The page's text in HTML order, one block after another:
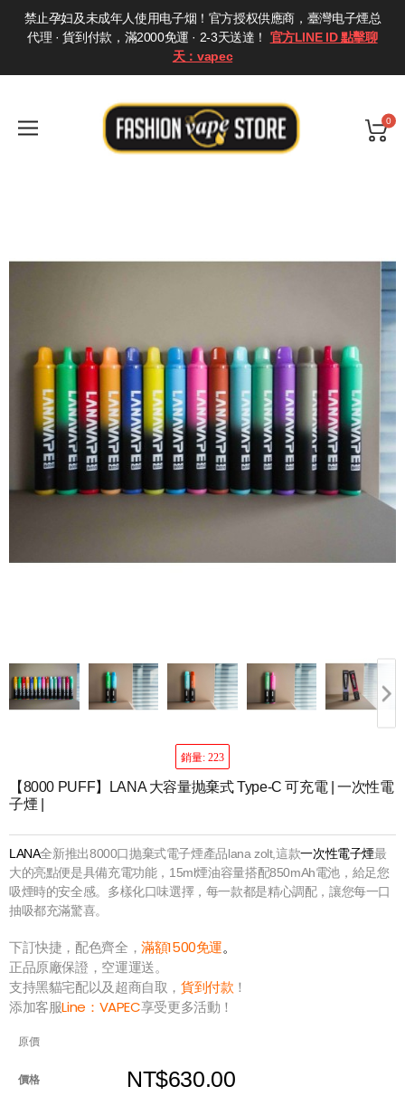
禁止孕妇及未成年人使用电子烟！官方授权供應商，臺灣电子煙总
代理 · 貨到付款，滿2000免運 · 2-3天送達！ 官方LINE ID 點擊聊
天：vapec
0
銷量: 223
【8000 PUFF】LANA 大容量抛棄式 Type-C 可充電 | 一次性電
子煙 |
LANA全新推出8000口抛棄式電子煙產品lana zolt,這款一次性電子煙最
大的亮點便是具備充電功能，15ml煙油容量搭配850mAh電池，給足您
吸煙時的安全感。多樣化口味選擇，每一款都是精心調配，讓您每一口
抽吸都充滿驚喜。
下訂快捷，配色齊全，滿額1500免運。
正品原廠保證，空運運送。
支持黑貓宅配以及超商自取，貨到付款 ！
添加客服Line： VAPEC享受更多活動！
原價
價格 NT$630.00